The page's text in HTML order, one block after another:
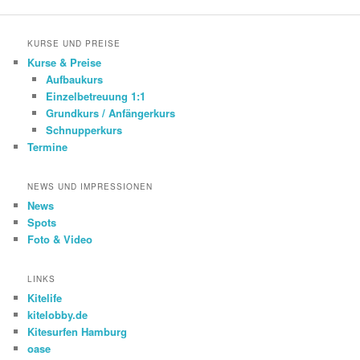
KURSE UND PREISE
Kurse & Preise
Aufbaukurs
Einzelbetreuung 1:1
Grundkurs / Anfängerkurs
Schnupperkurs
Termine
NEWS UND IMPRESSIONEN
News
Spots
Foto & Video
LINKS
Kitelife
kitelobby.de
Kitesurfen Hamburg
oase